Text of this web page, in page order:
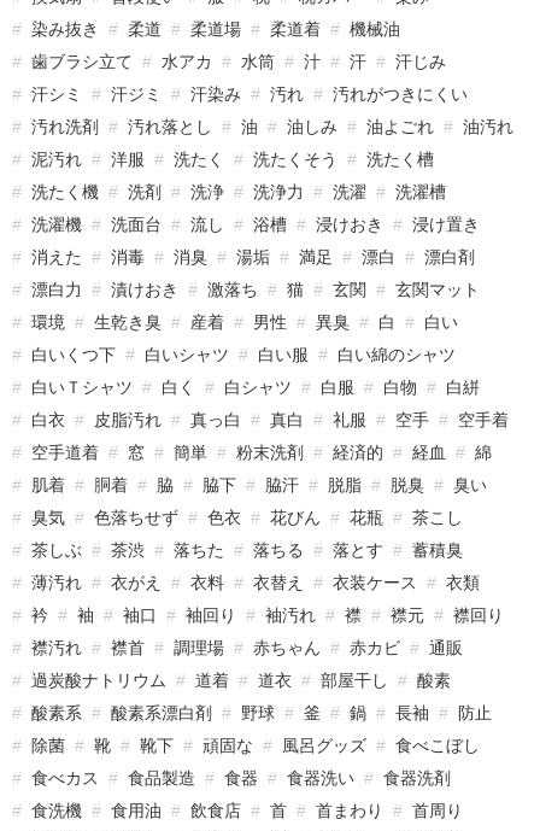
染み抜き
柔道 柔道場 柔道着
機械油
歯ブラシ立て
水アカ 水筒 汁 汗
汗じみ
汗シミ
汗ジミ 汗染み 汚れ
汚れがつきにくい
汚れ洗剤
汚れ落とし 油 油しみ 油よごれ
油汚れ
泥汚れ
洋服 洗たく 洗たくそう
洗たく槽
洗たく機
洗剤 洗浄 洗浄力 洗濯
洗濯槽
洗濯機
洗面台 流し 浴槽 浸けおき
浸け置き
消えた
消毒 消臭 湯垢 満足 漂白
漂白剤
漂白力
漬けおき 激落ち 猫 玄関
玄関マット
環境
生乾き臭 産着 男性 異臭 白
白い
白いくつ下
白いシャツ 白い服
白い綿のシャツ
白いＴシャツ
白く 白シャツ 白服 白物
白絣
白衣
皮脂汚れ 真っ白 真白 礼服 空手
空手着
空手道着
窓 簡単 粉末洗剤 経済的 経血
綿
肌着
胴着 脇 脇下 脇汗 脱脂 脱臭
臭い
臭気
色落ちせず 色衣 花びん 花瓶
茶こし
茶しぶ
茶渋 落ちた 落ちる 落とす
蓄積臭
薄汚れ
衣がえ 衣料 衣替え 衣装ケース
衣類
衿
袖 袖口 袖回り 袖汚れ 襟 襟元
襟回り
襟汚れ
襟首 調理場 赤ちゃん 赤カビ
通販
過炭酸ナトリウム
道着 道衣 部屋干し
酸素
酸素系
酸素系漂白剤 野球 釜 鍋 長袖
防止
除菌
靴 靴下 頑固な 風呂グッズ
食べこぼし
食べカス
食品製造 食器 食器洗い
食器洗剤
食洗機
食用油 飲食店 首 首まわり
首周り